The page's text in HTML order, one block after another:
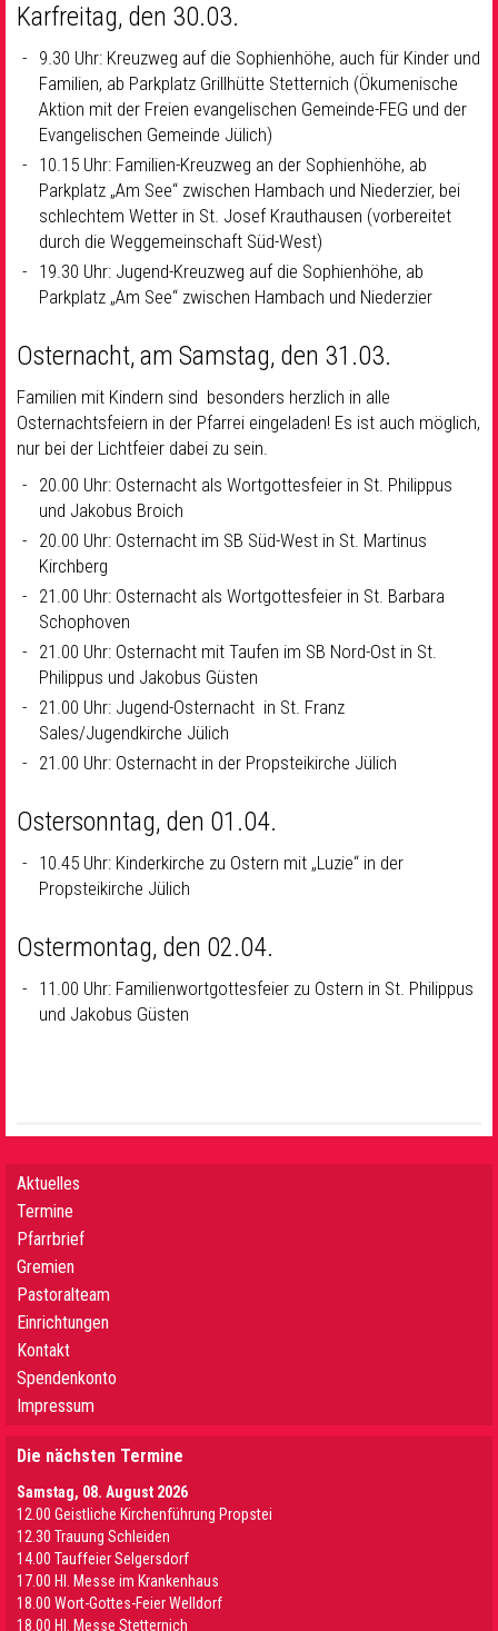
Karfreitag, den 30.03.
9.30 Uhr: Kreuzweg auf die Sophienhöhe, auch für Kinder und
Familien, ab Parkplatz Grillhütte Stetternich (Ökumenische
Aktion mit der Freien evangelischen Gemeinde-FEG und der
Evangelischen Gemeinde Jülich)
10.15 Uhr: Familien-Kreuzweg an der Sophienhöhe, ab
Parkplatz „Am See“ zwischen Hambach und Niederzier, bei
schlechtem Wetter in St. Josef Krauthausen (vorbereitet
durch die Weggemeinschaft Süd-West)
19.30 Uhr: Jugend-Kreuzweg auf die Sophienhöhe, ab
Parkplatz „Am See“ zwischen Hambach und Niederzier
Osternacht, am Samstag, den 31.03.
Familien mit Kindern sind besonders herzlich in alle
Osternachtsfeiern in der Pfarrei eingeladen! Es ist auch möglich,
nur bei der Lichtfeier dabei zu sein.
20.00 Uhr: Osternacht als Wortgottesfeier in St. Philippus
und Jakobus Broich
20.00 Uhr: Osternacht im SB Süd-West in St. Martinus
Kirchberg
21.00 Uhr: Osternacht als Wortgottesfeier in St. Barbara
Schophoven
21.00 Uhr: Osternacht mit Taufen im SB Nord-Ost in St.
Philippus und Jakobus Güsten
21.00 Uhr: Jugend-Osternacht in St. Franz
Sales/Jugendkirche Jülich
21.00 Uhr: Osternacht in der Propsteikirche Jülich
Ostersonntag, den 01.04.
10.45 Uhr: Kinderkirche zu Ostern mit „Luzie“ in der
Propsteikirche Jülich
Ostermontag, den 02.04.
11.00 Uhr: Familienwortgottesfeier zu Ostern in St. Philippus
und Jakobus Güsten
Aktuelles
Termine
Pfarrbrief
Gremien
Pastoralteam
Einrichtungen
Kontakt
Spendenkonto
Impressum
Die nächsten Termine
Samstag, 08. August 2026
12.00 Geistliche Kirchenführung Propstei
12.30 Trauung Schleiden
14.00 Tauffeier Selgersdorf
17.00 Hl. Messe im Krankenhaus
18.00 Wort-Gottes-Feier Welldorf
18.00 Hl. Messe Stetternich